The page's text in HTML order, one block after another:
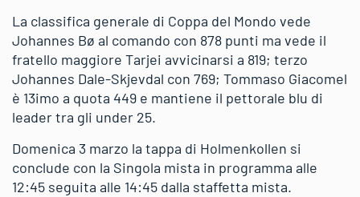
La classifica generale di Coppa del Mondo vede
Johannes Bø al comando con 878 punti ma vede il
fratello maggiore Tarjei avvicinarsi a 819; terzo
Johannes Dale-Skjevdal con 769; Tommaso Giacomel
è 13imo a quota 449 e mantiene il pettorale blu di
leader tra gli under 25.
Domenica 3 marzo la tappa di Holmenkollen si
conclude con la Singola mista in programma alle
12:45 seguita alle 14:45 dalla staffetta mista.